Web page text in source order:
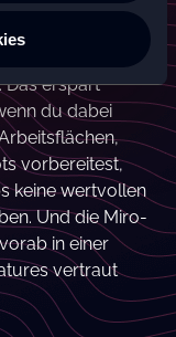
Das erspart
du dabei
vorbereitest,
keine wertvollen
Und die Miro-
in einer
vertraut